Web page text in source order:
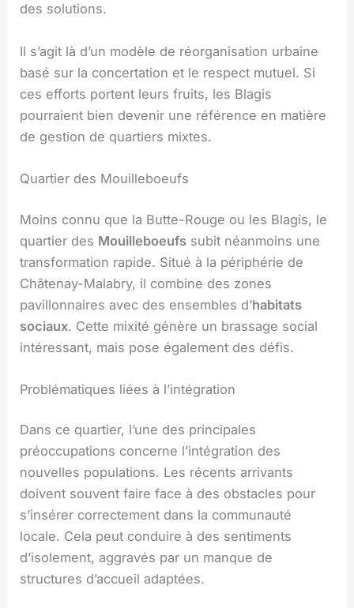
des solutions.
Il s’agit là d’un modèle de réorganisation urbaine
basé sur la concertation et le respect mutuel. Si
ces efforts portent leurs fruits, les Blagis
pourraient bien devenir une référence en matière
de gestion de quartiers mixtes.
Quartier des Mouilleboeufs
Moins connu que la Butte-Rouge ou les Blagis, le
quartier des Mouilleboeufs subit néanmoins une
transformation rapide. Situé à la périphérie de
Châtenay-Malabry, il combine des zones
pavillonnaires avec des ensembles d’habitats
sociaux. Cette mixité génère un brassage social
intéressant, mais pose également des défis.
Problématiques liées à l’intégration
Dans ce quartier, l’une des principales
préoccupations concerne l’intégration des
nouvelles populations. Les récents arrivants
doivent souvent faire face à des obstacles pour
s’insérer correctement dans la communauté
locale. Cela peut conduire à des sentiments
d’isolement, aggravés par un manque de
structures d’accueil adaptées.